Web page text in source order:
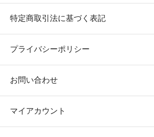
特定商取引法に基づく表記
プライバシーポリシー
お問い合わせ
マイアカウント